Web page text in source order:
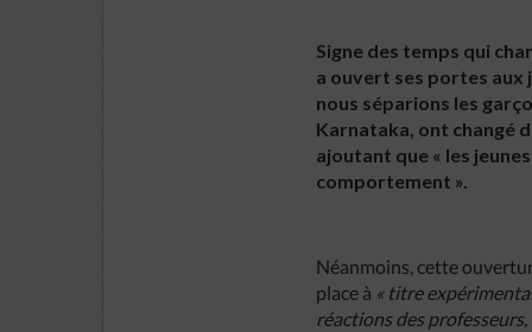
Signe des temps qui
a ouvert ses portes aux
nous séparions les
Karnataka, ont changé
ajoutant que « les
comportement ».
Néanmoins, cette
place à « titre
réactions des professeurs,